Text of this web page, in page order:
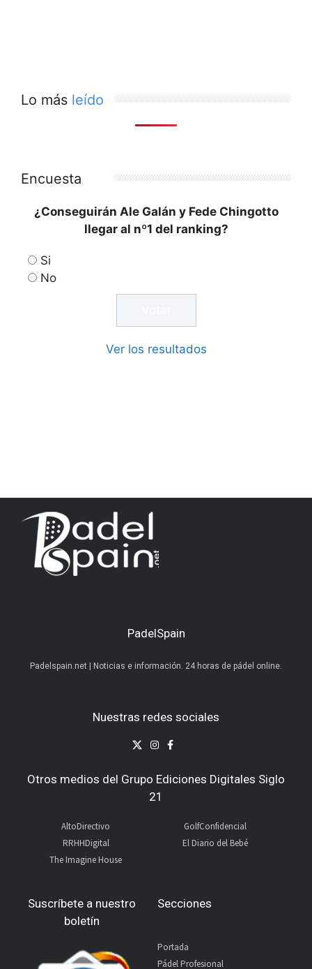
Lo más leído
Encuesta
¿Conseguirán Ale Galán y Fede Chingotto
llegar al nº1 del ranking?
Si
No
Ver los resultados
PadelSpain
Padelspain.net | Noticias e información. 24 horas de pádel online.
Nuestras redes sociales
Otros medios del Grupo Ediciones Digitales Siglo
21
AltoDirectivo
RRHHDigital
The Imagine House
GolfConfidencial
El Diario del Bebé
Suscríbete a nuestro
boletín
Secciones
Portada
Pádel Profesional